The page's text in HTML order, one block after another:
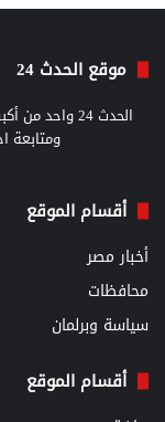
موقع الحدث 24
الحدث 24
ومتابعة
أقسام الموقع
أخبار مصر
محافظات
سياسة وبرلمان
أقسام الموقع